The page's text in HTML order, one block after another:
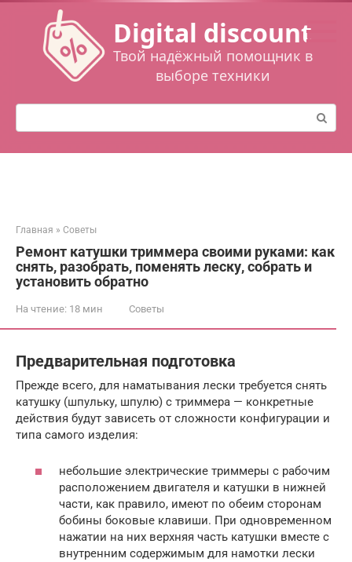
Перейти
контенту
Digital discount
Твой надёжный помощник в
выборе техники
Поиск:
Главная » Советы
Ремонт катушки триммера своими руками: как
снять, разобрать, поменять леску, собрать и
установить обратно
На чтение: 18 мин Советы
Предварительная подготовка
Прежде всего, для наматывания лески требуется снять
катушку (шпульку, шпулю) с триммера — конкретные
действия будут зависеть от сложности конфигурации и
типа самого изделия:
небольшие электрические триммеры с рабочим
расположением двигателя и катушки в нижней
части, как правило, имеют по обеим сторонам
бобины боковые клавиши. При одновременном
нажатии на них верхняя часть катушки вместе с
внутренним содержимым для намотки лески